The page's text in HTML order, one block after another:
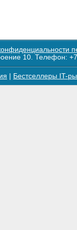
10. Телефон:
Бестселлеры IT-